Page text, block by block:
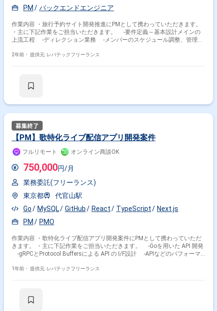
PM バックエンドエンジニア
作業内容 ・旅行予約サイト開発推進にPMとして携わっていただきます。
・主に下記作業をご担当いただきます。 -要件定義～基本設計メインの
上流工程 -ディレクション業務 -メンバーのスケジュール調整、管理
2年前・ 提供元: レバテックフリーランス
【PM】歌特化ライブ配信アプリ開発案件
フルリモート オンライン商談OK
750,000円/月
業務委託(フリーランス)
東京都
代官山駅
Go
MySQL GitHub React TypeScript
Next.js
PM
PMO
作業内容 ・歌特化ライブ配信アプリ開発案件にPMとして携わっていただ
きます。 ・主に下記作業をご担当いただきます。 -Goを用いた API 開発
-gRPCとProtocol Buffersによる API の I/F設計 -APIなどのパフォーマ
1年前・ 提供元: レバテックフリーランス
特徴で絞り込む
TypeScript × 副業 TypeScript × 在宅・リモート
その他の条件で検索する
React
Java
Node.js Python CSS PHP
その他の職種から探す
フロントエンドエンジニア
バックエンドエンジニア
サーバーサイドエンジニア
フルスタックエンジニア
スマホアプリエンジニア